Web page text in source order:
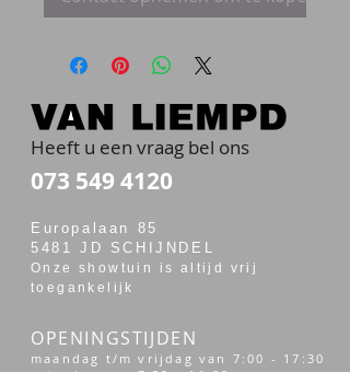
Heeft u een vraag bel ons
073 549 4120
Europalaan 85
5481 JD SCHIJNDEL
Onze showtuin is altijd vrij
toegankelijk
OPENINGSTIJDEN
maandag t/m vrijdag van 7:00 - 17:30
zaterdag van 7:30 - 14:00